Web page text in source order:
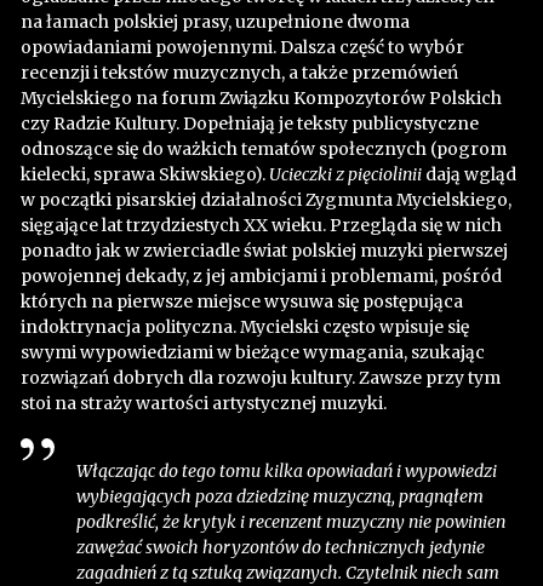
na łamach polskiej prasy, uzupełnione dwoma
opowiadaniami powojennymi. Dalsza część to wybór
recenzji i tekstów muzycznych, a także przemówień
Mycielskiego na forum Związku Kompozytorów Polskich
czy Radzie Kultury. Dopełniają je teksty publicystyczne
odnoszące się do ważkich tematów społecznych (pogrom
kielecki, sprawa Skiwskiego). Ucieczki z pięcioliniidają wgląd
w początki pisarskiej działalności Zygmunta Mycielskiego,
sięgające lat trzydziestych XX wieku. Przegląda się w nich
ponadto jak w zwierciadle świat polskiej muzyki pierwszej
powojennej dekady, z jej ambicjami i problemami, pośród
których na pierwsze miejsce wysuwa się postępująca
indoktrynacja polityczna. Mycielski często wpisuje się
swymi wypowiedziami w bieżące wymagania, szukając
rozwiązań dobrych dla rozwoju kultury. Zawsze przy tym
stoi na straży wartości artystycznej muzyki.
Włączając do tego tomu kilka opowiadań i wypowiedzi
wybiegających poza dziedzinę muzyczną, pragnąłem
podkreślić, że krytyk i recenzent muzyczny nie powinien
zawężać swoich horyzontów do technicznych jedynie
zagadnień z tą sztuką związanych. Czytelnik niech sam